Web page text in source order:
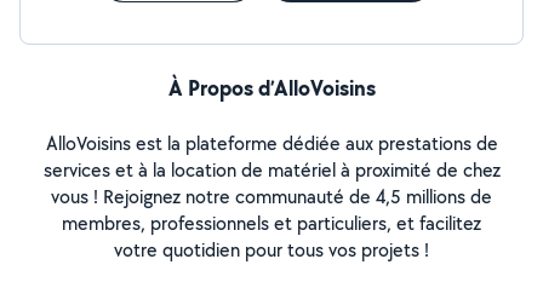
À Propos d’AlloVoisins
AlloVoisins est la plateforme dédiée aux prestations de
services et à la location de matériel à proximité de chez
vous ! Rejoignez notre communauté de 4,5 millions de
membres, professionnels et particuliers, et facilitez
votre quotidien pour tous vos projets !